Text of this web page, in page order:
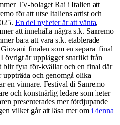
TV-bolaget Rai i Italien att
för att utse Italiens artist och
En del nyheter är att vänta,
att innehålla några s.k. Sanremo
bara att vara s.k. etablerade
finalen som en separat final
övrigt är upplägget snarlikt från
blir fyra för-kvällar och en final där
och genomgå olika
en vinnare. Festival di Sanremo
och konstnärlig ledare som heter
presenterades mer fördjupande
vilket går att läsa mer om i denna